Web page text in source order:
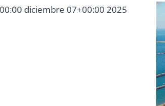
diciembre 07+00:00 2025